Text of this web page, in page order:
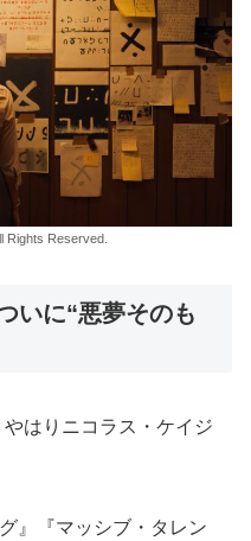
Rights Reserved.
いに“悪夢そのも
はりニコラス・ケイジ
』『マッシブ・タレン